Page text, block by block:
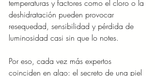
temperaturas y factores como el cloro o la
deshidratación pueden provocar
resequedad, sensibilidad y pérdida de
luminosidad casi sin que lo notes.
Por eso, cada vez más expertos
coinciden en algo: el secreto de una piel